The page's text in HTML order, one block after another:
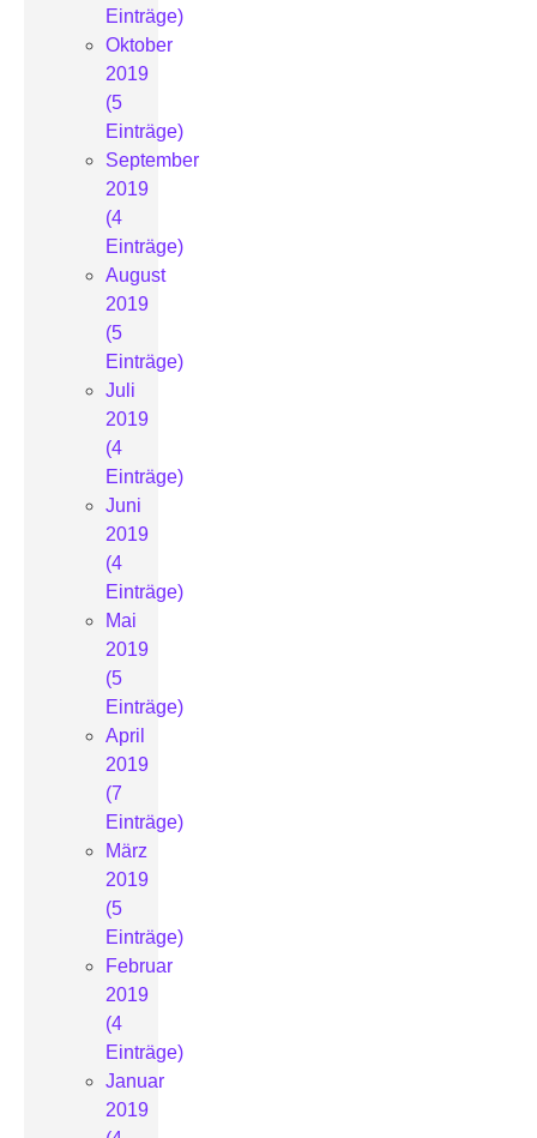
Einträge)
Oktober
2019
(5
Einträge)
September
2019
(4
Einträge)
August
2019
(5
Einträge)
Juli
2019
(4
Einträge)
Juni
2019
(4
Einträge)
Mai
2019
(5
Einträge)
April
2019
(7
Einträge)
März
2019
(5
Einträge)
Februar
2019
(4
Einträge)
Januar
2019